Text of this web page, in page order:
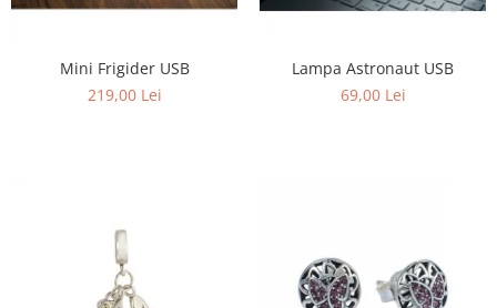
Mini Frigider USB
219,00 Lei
Lampa Astronaut USB
69,00 Lei